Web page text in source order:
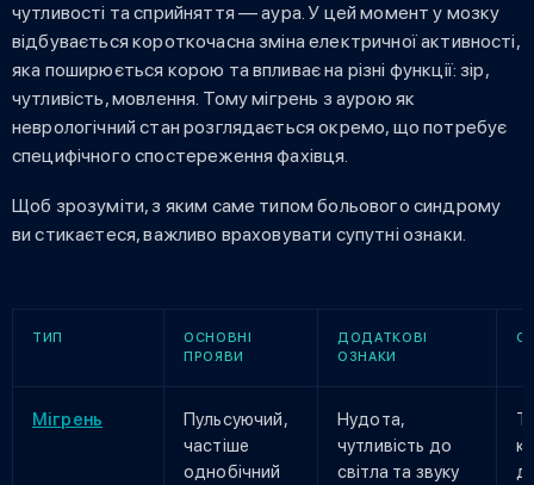
чутливості та сприйняття — аура. У цей момент у мозку
відбувається короткочасна зміна електричної активності,
яка поширюється корою та впливає на різні функції: зір,
чутливість, мовлення. Тому мігрень з аурою як
неврологічний стан розглядається окремо, що потребує
специфічного спостереження фахівця.
Щоб зрозуміти, з яким саме типом больового синдрому
ви стикаєтеся, важливо враховувати супутні ознаки.
ТИП
ОСНОВНІ
ПРОЯВИ
ДОДАТКОВІ
ОЗНАКИ
Мігрень
Пульсуючий,
частіше
однобічний
Нудота,
чутливість до
світла та звуку